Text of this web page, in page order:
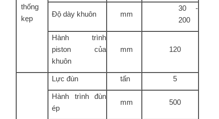
thống
kẹp
Độ dày khuôn mm
30 -
200
Hành trình
piston của
khuôn
mm 120
Lực đùn tấn 5
Hành trình đùn
ép
mm 500